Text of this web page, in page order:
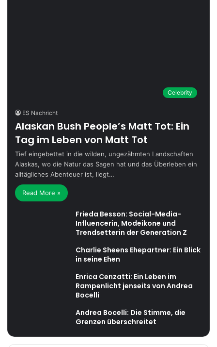
Celebrity
ES Nachricht
Alaskan Bush People’s Matt Tot: Ein
Tag im Leben von Matt Tot
Tief eingebettet in die wilden, ungezähmten Landschaften
Alaskas, wo die Natur das Sagen hat und das Überleben ein
alltägliches Abenteuer ist, liegt…
Read More »
Frieda Besson: Social-Media-
Influencerin, Modeikone und
Trendsetterin der Generation Z
Charlie Sheens Ehepartner: Ein Blick
in seine Ehen
Enrica Cenzatti: Ein Leben im
Rampenlicht jenseits von Andrea
Bocelli
Andrea Bocelli: Die Stimme, die
Grenzen überschreitet